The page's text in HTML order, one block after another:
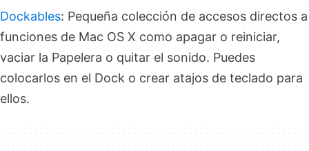
Dockables: Pequeña colección de accesos directos a
funciones de Mac OS X como apagar o reiniciar,
vaciar la Papelera o quitar el sonido. Puedes
colocarlos en el Dock o crear atajos de teclado para
ellos.